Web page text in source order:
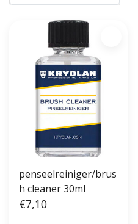
penseelreiniger/brus
h cleaner 30ml
€7,10